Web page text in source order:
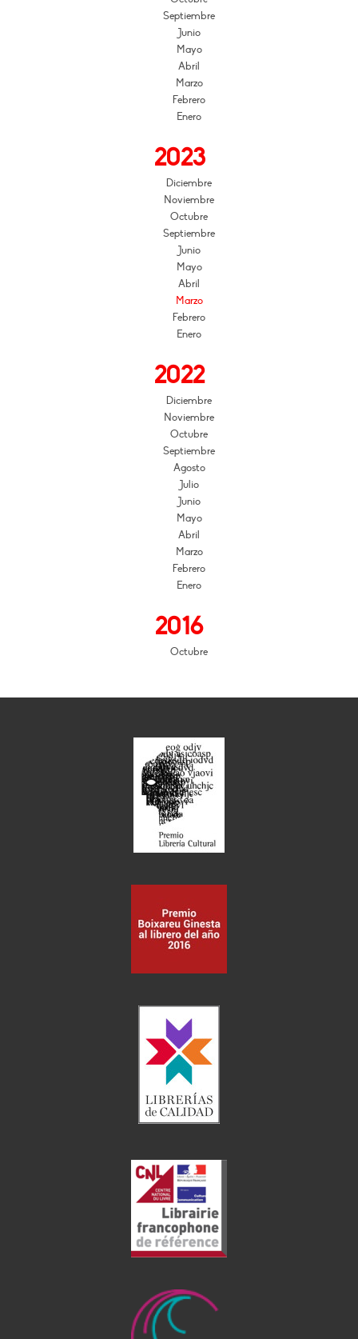
Septiembre
Junio
Mayo
Abril
Marzo
Febrero
Enero
2023
Diciembre
Noviembre
Octubre
Septiembre
Junio
Mayo
Abril
Marzo
Febrero
Enero
2022
Diciembre
Noviembre
Octubre
Septiembre
Agosto
Julio
Junio
Mayo
Abril
Marzo
Febrero
Enero
2016
Octubre